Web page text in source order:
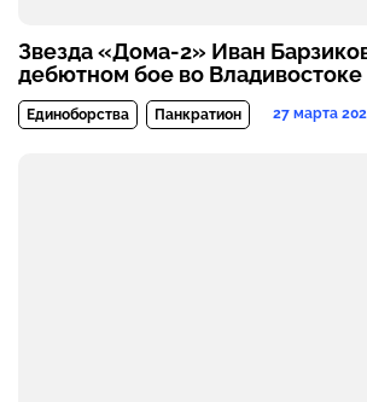
Звезда «Дома-2» Иван
дебютном бое во Владивостоке
Единоборства Панкратион 27 марта